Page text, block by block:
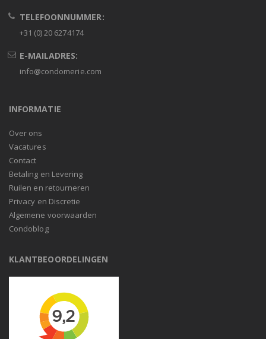
TELEFOONNUMMER:
+31 (0) 20 6274174
E-MAILADRES:
info@condomerie.com
INFORMATIE
Over ons
Vacatures
Contact
Betaling en Levering
Ruilen en retourneren
Privacy en Discretie
Algemene voorwaarden
Condoblog
KLANTBEOORDELINGEN